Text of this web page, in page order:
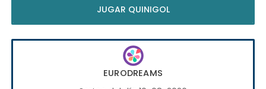
JUGAR QUINIGOL
EURODREAMS